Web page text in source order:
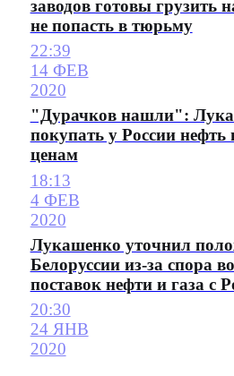
заводов готовы грузить
не попасть в тюрьму
22:39
14 ФЕВ
2020
"Дурачков нашли":
покупать у России
ценам
18:13
4 ФЕВ
2020
Лукашенко уточнил
Белоруссии из-за спора
поставок нефти и газа с
20:30
24 ЯНВ
2020